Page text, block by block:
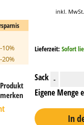
-10%
-20%
Produkt
merken
inkl.
Lieferzeit: Sofort
Sack -
Eigene Menge
In